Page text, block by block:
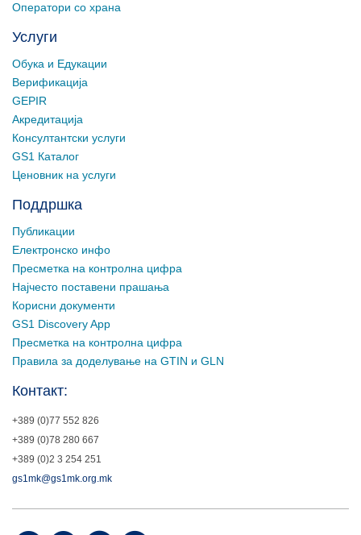
Оператори со храна
Услуги
Обука и Едукации
Верификација
GEPIR
Акредитација
Консултантски услуги
GS1 Каталог
Ценовник на услуги
Поддршка
Публикации
Електронско инфо
Пресметка на контролна цифра
Најчесто поставени прашања
Корисни документи
GS1 Discovery App
Пресметка на контролна цифра
Правила за доделување на GTIN и GLN
Контакт:
+389 (0)77 552 826
+389 (0)78 280 667
+389 (0)2 3 254 251
gs1mk@gs1mk.org.mk